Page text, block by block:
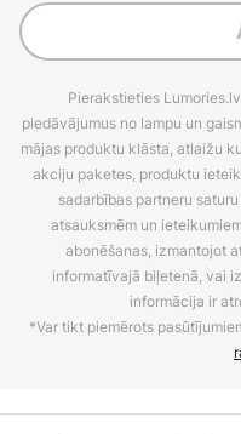
Pierakstieties
piedāvājumus no lampu un
mājas produktu klāsta, atlaižu
akciju paketes, produktu
sadarbības partneru
atsauksmēm un
abonēšanas, izmantojot
informatīvajā biļetenā, vai
informācija ir
*Var tikt piemērots